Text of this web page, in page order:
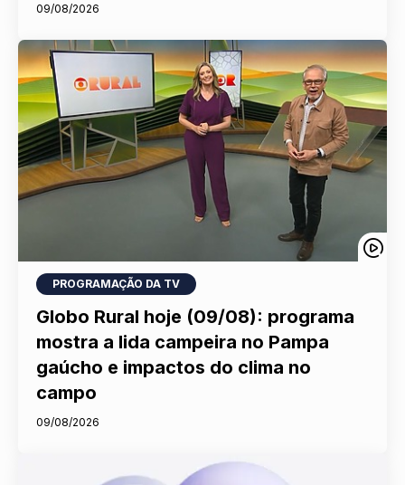
09/08/2026
PROGRAMAÇÃO DA TV
Globo Rural hoje (09/08): programa
mostra a lida campeira no Pampa
gaúcho e impactos do clima no
campo
09/08/2026